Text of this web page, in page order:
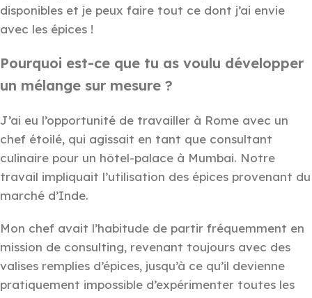
disponibles et je peux faire tout ce dont j’ai envie
avec les épices !
Pourquoi est-ce que tu as voulu développer
un mélange sur mesure ?
J’ai eu l’opportunité de travailler à Rome avec un
chef étoilé, qui agissait en tant que consultant
culinaire pour un hôtel-palace à Mumbai. Notre
travail impliquait l’utilisation des épices provenant du
marché d’Inde.
Mon chef avait l’habitude de partir fréquemment en
mission de consulting, revenant toujours avec des
valises remplies d’épices, jusqu’à ce qu’il devienne
pratiquement impossible d’expérimenter toutes les